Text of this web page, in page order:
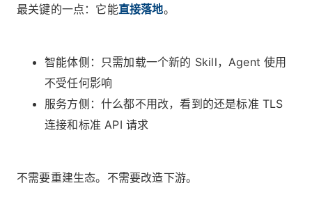
最关键的一点：它能直接落地。
智能体侧：只需加载一个新的 Skill，Agent 使用
不受任何影响
服务方侧：什么都不用改，看到的还是标准 TLS
连接和标准 API 请求
不需要重建生态。不需要改造下游。